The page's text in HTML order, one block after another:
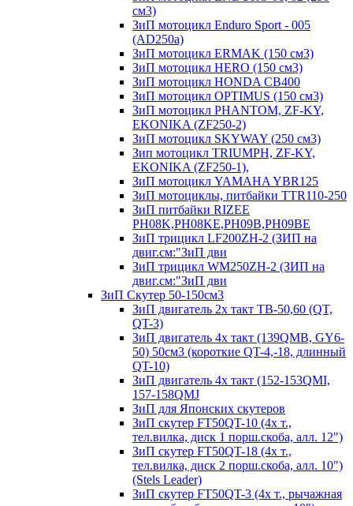
см3)
ЗиП мотоцикл Enduro Sport - 005
(AD250a)
ЗиП мотоцикл ERMAK (150 см3)
ЗиП мотоцикл HERO (150 см3)
ЗиП мотоцикл HONDA CB400
ЗиП мотоцикл OPTIMUS (150 см3)
ЗиП мотоцикл PHANTOM, ZF-KY,
EKONIKA (ZF250-2)
ЗиП мотоцикл SKYWAY (250 см3)
Зип мотоцикл TRIUMPH, ZF-KY,
EKONIKA (ZF250-1),
ЗиП мотоцикл YAMAHA YBR125
ЗиП мотоциклы, питбайки TTR110-250
ЗиП питбайки RIZEE
PH08K,PH08KE,PH09B,PH09BE
ЗиП трицикл LF200ZH-2 (ЗИП на
двиг.см:"ЗиП дви
ЗиП трицикл WM250ZH-2 (ЗИП на
двиг.см:"ЗиП дви
ЗиП Скутер 50-150см3
ЗиП двигатель 2х такт ТВ-50,60 (QT,
QT-3)
ЗиП двигатель 4х такт (139QMB, GY6-
50) 50см3 (короткие QT-4,-18, длинный
QT-10)
ЗиП двигатель 4х такт (152-153QMI,
157-158QMJ
ЗиП для Японских скутеров
ЗиП скутер FT50QT-10 (4х т.,
тел.вилка, диск 1 порш.скоба, алл. 12")
ЗиП скутер FT50QT-18 (4х т.,
тел.вилка, диск 2 порш.скоба, алл. 10")
(Stels Leader)
ЗиП скутер FT50QT-3 (4х т., рычажная